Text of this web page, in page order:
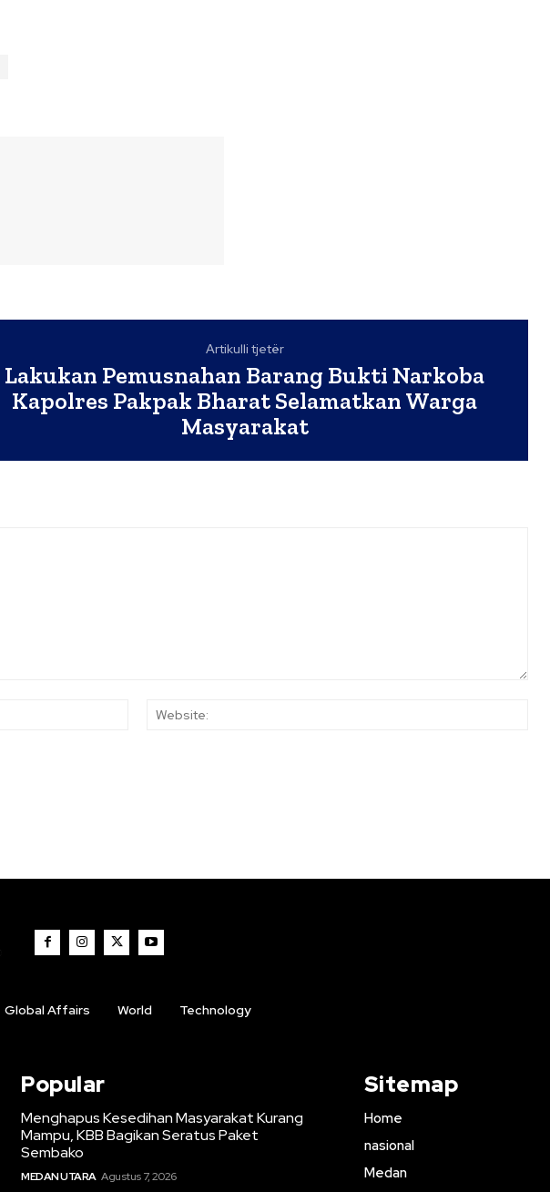
Artikulli tjetër
Lakukan Pemusnahan Barang Bukti Narkoba
Kapolres Pakpak Bharat Selamatkan Warga
Masyarakat
Email:*
Global Affairs World Technology
Popular
Menghapus Kesedihan Masyarakat Kurang
Mampu, KBB Bagikan Seratus Paket
Sembako
MEDAN UTARA Agustus 7, 2026
Sitemap
Home
nasional
Medan